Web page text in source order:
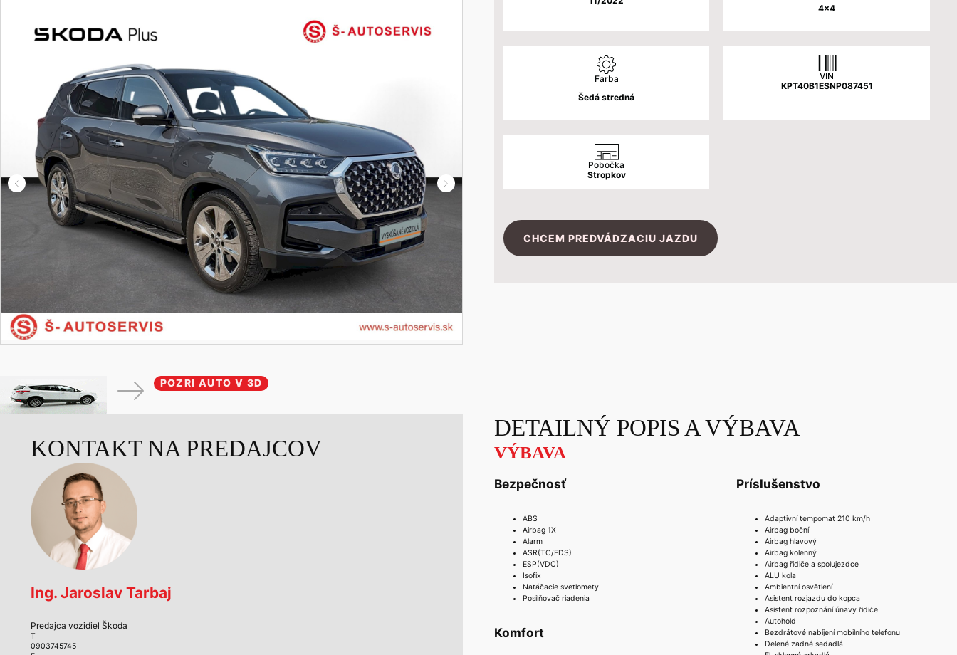
POZRI AUTO V 3D
4x4
Farba
Šedá stredná
VIN
KPT40B1ESNP087451
Pobočka
Stropkov
CHCEM PREDVÁDZACIU JAZDU
KONTAKT NA PREDAJCOV
Ing. Jaroslav Tarbaj
Predajca vozidiel Škoda
T
0903745745
DETAILNÝ POPIS A VÝBAVA
VÝBAVA
Bezpečnosť
ABS
Airbag 1X
Alarm
ASR(TC/EDS)
ESP(VDC)
Isofix
Natáčacie svetlomety
Posilňovač riadenia
Komfort
Príslušenstvo
Adaptivní tempomat 210 km/h
Airbag boční
Airbag hlavový
Airbag kolenný
Airbag řidiče a spolujezdce
ALU kola
Ambientní osvětlení
Asistent rozjazdu do kopca
Asistent rozpoznání únavy řidiče
Autohold
Bezdrátové nabíjení mobilního telefonu
Delené zadné sedadlá